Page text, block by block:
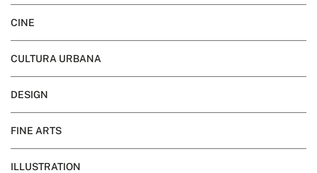
CINE
CULTURA URBANA
DESIGN
FINE ARTS
ILLUSTRATION